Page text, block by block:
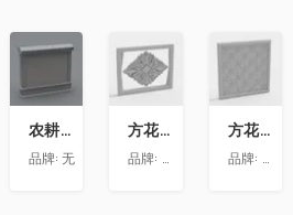
收
农耕文化墙
品牌: 无
收
藏
方花-020
品牌:
精品材质
收
方花-055
品牌:
精品